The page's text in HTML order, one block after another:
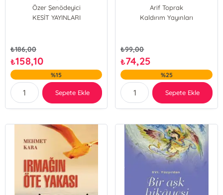
Özer Şenödeyici
KESİT YAYINLARI
₺186,00
₺158,10
%15
Sepete Ekle
Arif Toprak
Kaldırım Yayınları
₺99,00
₺74,25
%25
Sepete Ekle